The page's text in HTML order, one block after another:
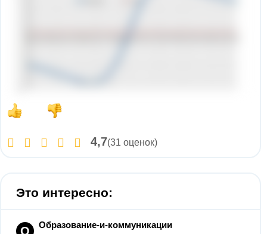
4,7(31 оценок)
Это интересно:
О Образование-и-коммуникации